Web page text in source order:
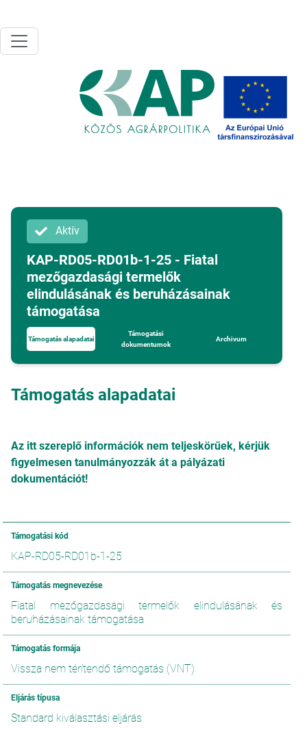
Aktív
KAP-RD05-RD01b-1-25 - Fiatal
mezőgazdasági termelők
elindulásának és beruházásainak
támogatása
Támogatás alapadatai
Támogatási
dokumentumok
Archivum
Támogatás alapadatai
Az itt szereplő információk nem teljeskörűek, kérjük
figyelmesen tanulmányozzák át a pályázati
dokumentációt!
Támogatási kód
KAP-RD05-RD01b-1-25
Támogatás megnevezése
Fiatal mezőgazdasági termelők elindulásának és
beruházásainak támogatása
Támogatás formája
Vissza nem térítendő támogatás (VNT)
Eljárás típusa
Standard kiválasztási eljárás